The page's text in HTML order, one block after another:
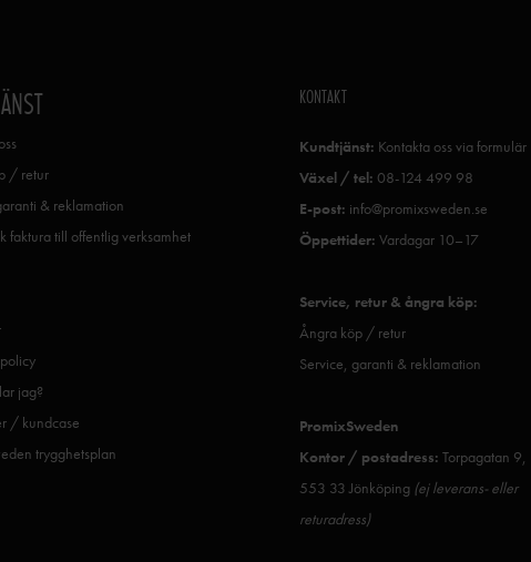
/ retur
& reklamation
faktura till offentlig verksamhet
jag?
/ kundcase
trygghetsplan
KONTAKT
Kundtjänst: Kontakta oss via formulär
Växel / tel: 08-124 499 98
E-post: info@promixsweden.se
Öppettider: Vardagar 10–17
Service, retur & ångra köp:
Ångra köp / retur
Service, garanti & reklamation
PromixSweden
Kontor / postadress: Torpagatan 9,
553 33 Jönköping (ej leverans- eller
returadress)